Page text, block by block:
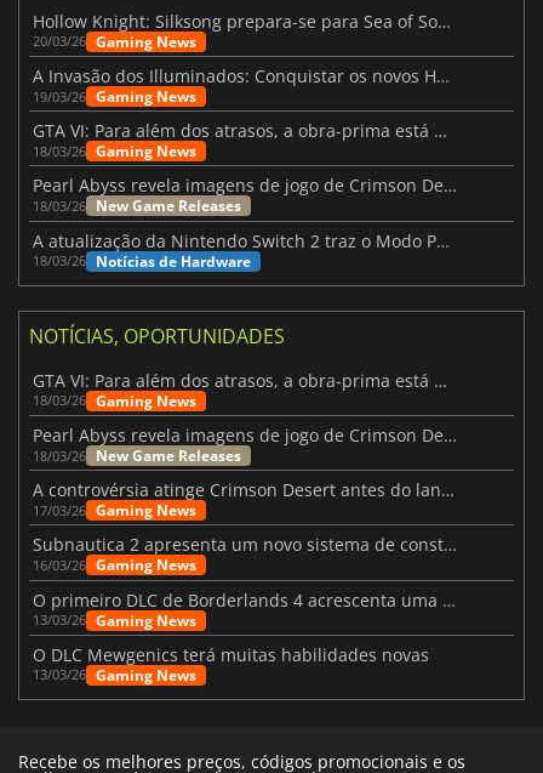
Hollow Knight: Silksong prepara-se para Sea of Sorrow com um patch
20/03/26 Gaming News
A Invasão dos Illuminados: Conquistar os novos Helldivers 2 Atualização!
19/03/26 Gaming News
GTA VI: Para além dos atrasos, a obra-prima está quase a chegar
18/03/26 Gaming News
Pearl Abyss revela imagens de jogo de Crimson Desert para a PS5
18/03/26 New Game Releases
A atualização da Nintendo Switch 2 traz o Modo Portátil aos jogos mais antigos da Switch
18/03/26 Notícias de Hardware
NOTÍCIAS, OPORTUNIDADES
GTA VI: Para além dos atrasos, a obra-prima está quase a chegar
18/03/26 Gaming News
Pearl Abyss revela imagens de jogo de Crimson Desert para a PS5
18/03/26 New Game Releases
A controvérsia atinge Crimson Desert antes do lançamento
17/03/26 Gaming News
Subnautica 2 apresenta um novo sistema de construção de bases
16/03/26 Gaming News
O primeiro DLC de Borderlands 4 acrescenta uma nova personagem e muito mais
13/03/26 Gaming News
O DLC Mewgenics terá muitas habilidades novas
13/03/26 Gaming News
Recebe os melhores preços, códigos promocionais e os